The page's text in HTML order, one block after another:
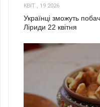
КВІТ., 19 2026
Українці зможуть
Ліриди 22 квітня